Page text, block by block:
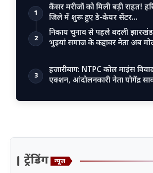
1
कैंसर मरीजों को मिली बड़ी राहत!
जिले में शुरू हुए डे-केयर सेंटर…
2
निकाय चुनाव से पहले बदली झारखंड
भुइयां समाज के कद्दावर नेता अब
3
हजारीबाग: NTPC कोल माइंस
एक्शन, आंदोलनकारी नेता योगेंद्र
ट्रेंडिंग न्यूज